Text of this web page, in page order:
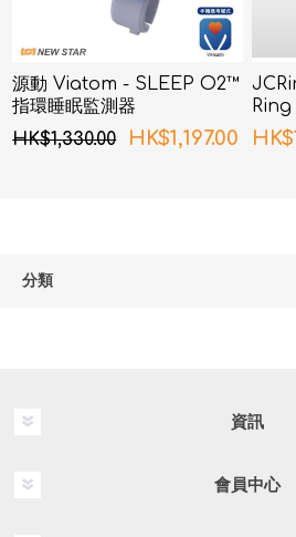
源動 Viatom - SLEEP O2™
指環睡眠監測器
HK$1,330.00
HK$1,197.00
分類
資訊
會員中心